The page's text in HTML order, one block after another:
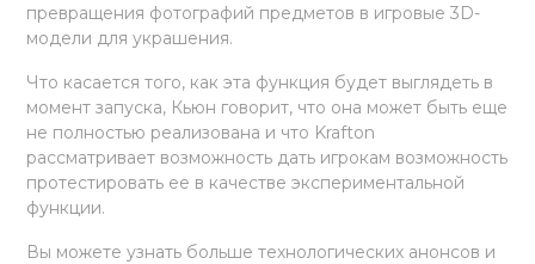
превращения фотографий предметов в игровые 3D-
модели для украшения.
Что касается того, как эта функция будет выглядеть в
момент запуска, Кьюн говорит, что она может быть еще
не полностью реализована и что Krafton
рассматривает возможность дать игрокам возможность
протестировать ее в качестве экспериментальной
функции.
Вы можете узнать больше технологических анонсов и